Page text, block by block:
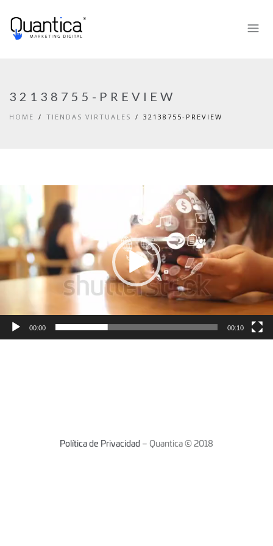
32138755-PREVIEW
HOME TIENDAS VIRTUALES 32138755-PREVIEW
vídeo
00:00 00:10
Política de Privacidad – Quantica © 2018